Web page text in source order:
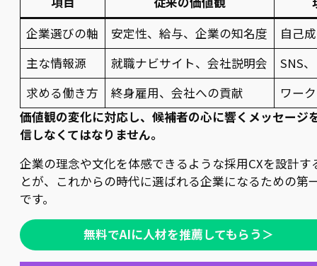
企業選びの軸
安定性、給与、企業の知名度
自己
主な情報源
就職ナビサイト、会社説明会
SNS
求める働き方
終身雇用、会社への貢献
ワー
価値観の変化に対応し、候補者の心に響くメッセージ
信しなくてはなりません。
企業の理念や文化を体感できるような採用CXを設計す
とが、これからの時代に選ばれる企業になるための第
です。
無料でAIに人材を推薦してもらう＞